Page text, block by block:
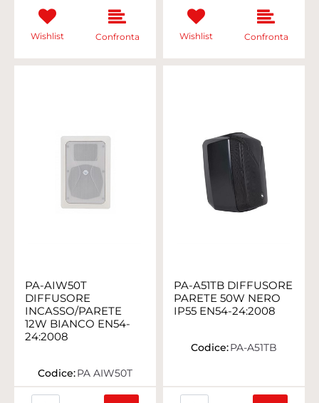
Wishlist Confronta Wishlist Confronta
PA-AIW50T
DIFFUSORE
INCASSO/PARETE
12W BIANCO EN54-
24:2008
Codice:PA AIW50T
PA-A51TB DIFFUSORE
PARETE 50W NERO
IP55 EN54-24:2008
Codice:PA-A51TB